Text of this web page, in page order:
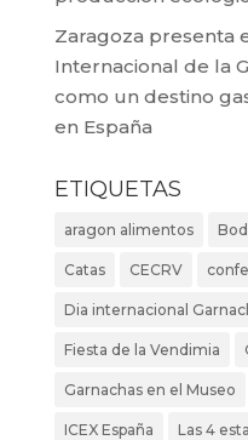
Zaragoza presenta
Internacional de la
como un destino
en España
ETIQUETAS
aragon alimentos
Catas CECRV
Dia internacional
Fiesta de la Vendimia
Garnachas en el Museo
ICEX España Las 4